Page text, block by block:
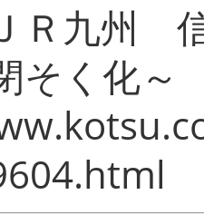
九州 信
そく化～